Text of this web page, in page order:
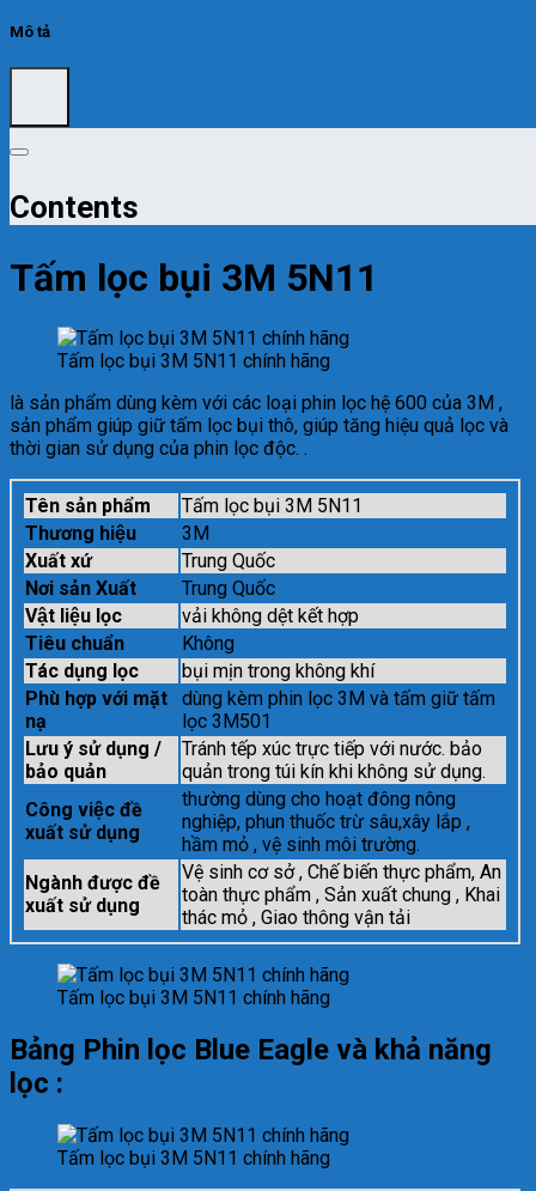
Mô tả
Contents
Tấm lọc bụi 3M 5N11
Tấm lọc bụi 3M 5N11 chính hãng
là sản phẩm dùng kèm với các loại phin lọc hệ 600 của 3M ,
sản phẩm giúp giữ tấm lọc bụi thô, giúp tăng hiệu quả lọc và
thời gian sử dụng của phin lọc độc. .
Tên sản phẩm
Tấm lọc bụi 3M 5N11
Thương hiệu
3M
Xuất xứ
Trung Quốc
Nơi sản Xuất
Trung Quốc
Vật liệu lọc
vải không dệt kết hợp
Tiêu chuẩn
Không
Tác dụng lọc
bụi mịn trong không khí
Phù hợp với mặt
nạ
dùng kèm phin lọc 3M và tấm giữ tấm
lọc 3M501
Lưu ý sử dụng /
bảo quản
Tránh tếp xúc trực tiếp với nước. bảo
quản trong túi kín khi không sử dụng.
Công việc đề
xuất sử dụng
thường dùng cho hoạt đông nông
nghiệp, phun thuốc trừ sâu,xây lắp ,
hầm mỏ , vệ sinh môi trường.
Ngành được đề
xuất sử dụng
Vệ sinh cơ sở , Chế biến thực phẩm, An
toàn thực phẩm , Sản xuất chung , Khai
thác mỏ , Giao thông vận tải
Tấm lọc bụi 3M 5N11 chính hãng
Bảng Phin lọc Blue Eagle và khả năng
lọc :
Tấm lọc bụi 3M 5N11 chính hãng